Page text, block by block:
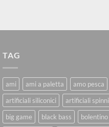
TAG
ami ami a paletta amo pesca
artificiali siliconici
artificiali
big game
black bass bolentino